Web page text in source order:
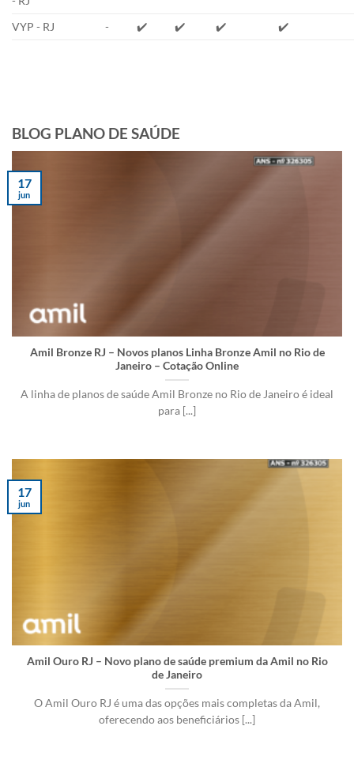
VYP - RJ - ✔️ ✔️ ✔️ ✔️
BLOG PLANO DE SAÚDE
Amil Bronze RJ – Novos planos Linha Bronze Amil no Rio de
Janeiro – Cotação Online
A linha de planos de saúde Amil Bronze no Rio de Janeiro é ideal
para [...]
17
jun
Amil Ouro RJ – Novo plano de saúde premium da Amil no Rio
de Janeiro
O Amil Ouro RJ é uma das opções mais completas da Amil,
oferecendo aos beneficiários [...]
17
jun